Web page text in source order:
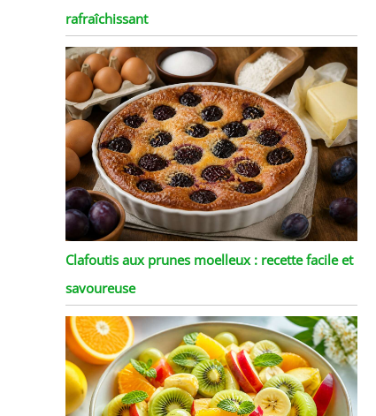
rafraîchissant
Clafoutis aux prunes moelleux : recette facile et
savoureuse